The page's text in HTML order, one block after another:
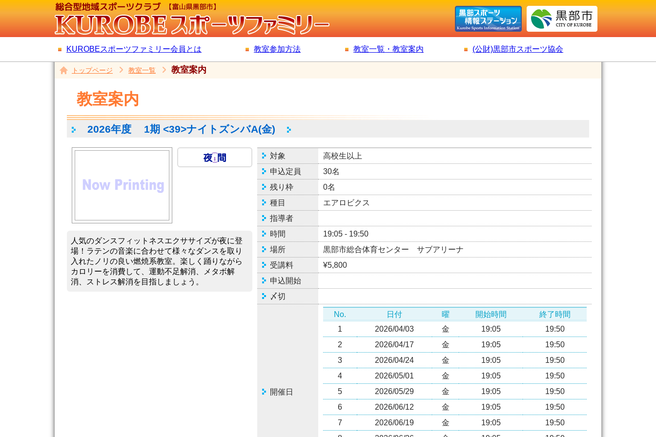
KUROBEスポーツファミリー会員とは 教室参加方法 教室一覧・教室案内 (公財)黒部市スポーツ協会
トップページ 教室一覧 教室案内
教室案内
2026年度 1期 <39>ナイトズンバA(金)
人気のダンスフィットネスエクササイズが夜に登
場！ラテンの音楽に合わせて様々なダンスを取り
入れたノリの良い燃焼系教室。楽しく踊りながら
カロリーを消費して、運動不足解消、メタボ解
消、ストレス解消を目指しましょう。
対象
高校生以上
申込定員
30名
残り枠
0名
種目
エアロビクス
指導者
時間
19:05 - 19:50
場所
黒部市総合体育センター サブアリーナ
受講料
¥5,800
申込開始
〆切
開催日
No. 日付 曜 開始時間
終了時間
1
2026/04/03 金 19:05
19:50
2
2026/04/17 金 19:05
19:50
3
2026/04/24 金 19:05
19:50
4
2026/05/01 金 19:05
19:50
5
2026/05/29 金 19:05
19:50
6
2026/06/12 金 19:05
19:50
7
2026/06/19 金 19:05
19:50